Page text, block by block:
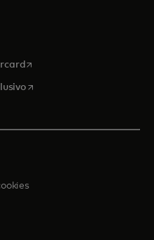
en una pestaña nueva
abre en una pestaña nueva
se abre en una pestaña
se abre en una pestaña